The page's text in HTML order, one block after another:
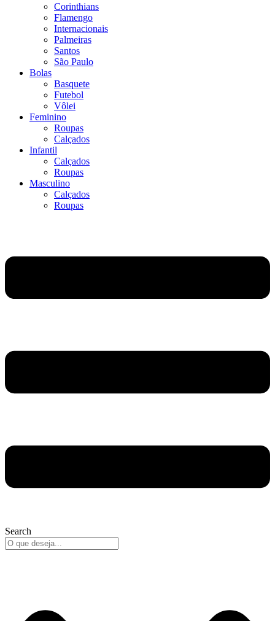
Corinthians
Flamengo
Internacionais
Palmeiras
Santos
São Paulo
Bolas
Basquete
Futebol
Vôlei
Feminino
Roupas
Calçados
Infantil
Calçados
Roupas
Masculino
Calçados
Roupas
Search